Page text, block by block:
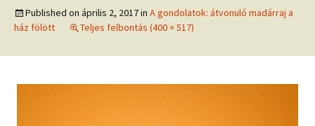
Published on április 2, 2017in A gondolatok: átvonuló madárraj a
ház fölött
Teljes felbontás (400 × 517)